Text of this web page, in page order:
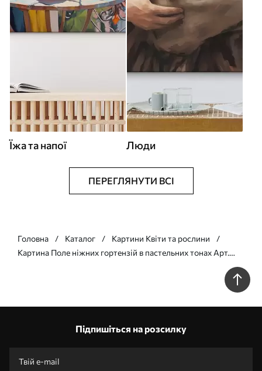
Їжа та напої Люди
ПЕРЕГЛЯНУТИ ВСІ
Головна Каталог
Картини Квіти та рослини
Картина Поле ніжних гортензій в пастельних тонах Арт.
Підпишіться на розсилку